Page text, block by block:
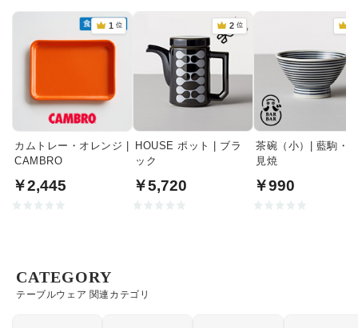
カムトレー・オレンジ |
CAMBRO
￥2,445
HOUSE ポット | ブラ
ック
￥5,720
茶碗（小）| 藍駒・
見焼
￥990
テーブルウェア 関連カテゴリ
CATEGORY